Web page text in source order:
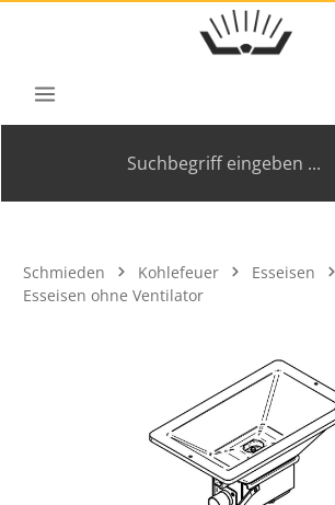
Zum Hauptinhalt springen
Schmieden Kohlefeuer
Esseisen
Esseisen ohne Ventilator